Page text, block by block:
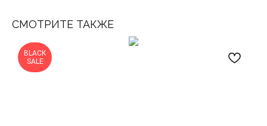
СМОТРИТЕ ТАКЖЕ
BLACK
SALE